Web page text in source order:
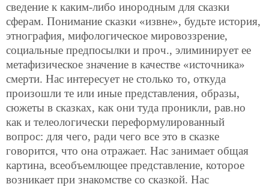
сведение к каким-либо инородным для сказки
сферам. Понимание сказки «извне», будьте история,
этнография, мифологическое мировоззрение,
социальные предпосылки и проч., элиминирует ее
метафизическое значение в качестве «источника»
смерти. Нас интересует не столько то, откуда
произошли те или иные представления, образы,
сюжеты в сказках, как они туда проникли, рав.но
как и телеологически переформулированный
вопрос: для чего, ради чего все это в сказке
говорится, что она отражает. Нас занимает общая
картина, всеобъемлющее представление, которое
возникает при знакомстве со сказкой. Нас